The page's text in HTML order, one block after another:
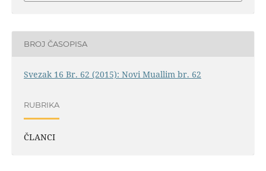
BROJ ČASOPISA
Svezak 16 Br. 62 (2015): Novi Muallim br. 62
RUBRIKA
ČLANCI